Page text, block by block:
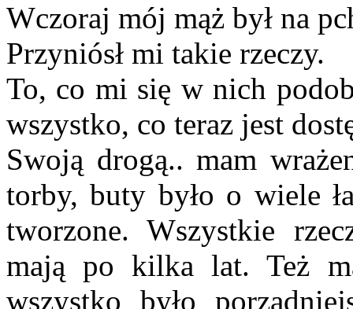
Wczoraj mój mąż był na
Przyniósł mi takie rzeczy.
To, co mi się w nich
wszystko, co teraz jest
Swoją drogą.. mam
torby, buty było o wiele
tworzone. Wszystkie
mają po kilka lat. Też
wszystko było